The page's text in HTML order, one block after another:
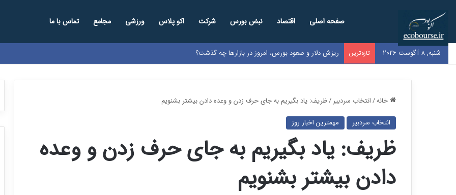
صفحه اصلی اقتصاد نبض بورس شرکت اکو پلاس ورزشی مجامع تماس با ما
شنبه, 8 آگوست 2026 تازه‌ترین ریزش دلار و صعود بورس، امروز در بازارها چه گذشت؟
خانه/انتخاب سردبیر /ظریف: یاد بگیریم به جای حرف زدن و وعده دادن بیشتر بشنویم
انتخاب سردبیر مهمترین اخبار روز
ظریف: یاد بگیریم به جای حرف زدن و وعده
دادن بیشتر بشنویم